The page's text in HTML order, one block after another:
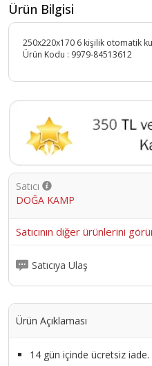
Ürün Bilgisi
250x220x170 6 kişilik otomatik
Ürün Kodu : 9979-84513612
Satıcı
DOĞA KAMP
Satıcının diğer ürünlerini
Satıcıya Ulaş
Ürün Açıklaması
14 gün içinde ücretsiz iade.